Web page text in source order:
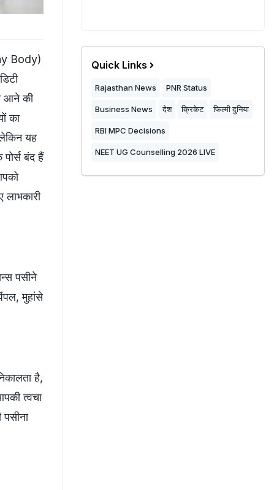
Body)
आने की
का
यह
बंद हैं
पसीने
मुहांसे
है,
त्वचा
Quick Links
Rajasthan News PNR Status
Business News देश क्रिकेट फिल्मी दुनिया
RBI MPC Decisions
NEET UG Counselling 2026 LIVE